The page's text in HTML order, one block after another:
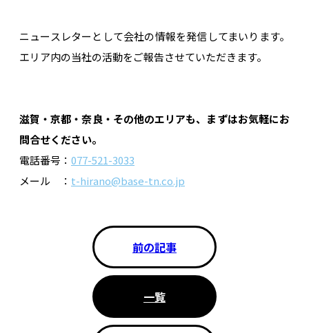
ニュースレターとして会社の情報を発信してまいります。
エリア内の当社の活動をご報告させていただきます。
滋賀・京都・奈良・その他のエリアも、まずはお気軽にお
問合せください。
電話番号： 077-521-3033
メール ： t-hirano@base-tn.co.jp
前の記事
一覧